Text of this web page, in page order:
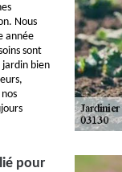
Nous
année
sont
jardin bien
pour